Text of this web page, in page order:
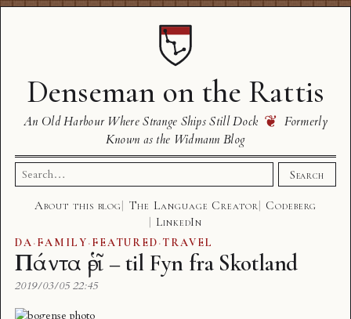
Denseman on the Rattis
An Old Harbour Where Strange Ships Still Dock ❦ Formerly
Known as the Widmann Blog
Search
for:
Search
About this blog The Language Creator
Codeberg
LinkedIn
DA·FAMILY·FEATURED·TRAVEL
Πάντα ῥεῖ – til Fyn fra Skotland
2019/03/05 22:45